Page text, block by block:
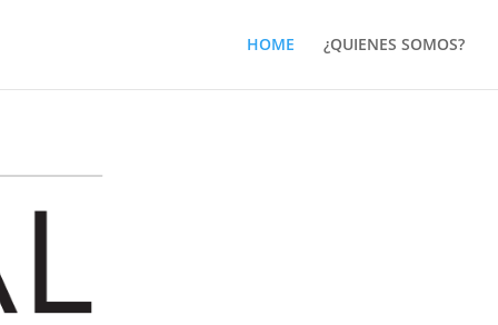
HOME ¿QUIENES SOMOS?